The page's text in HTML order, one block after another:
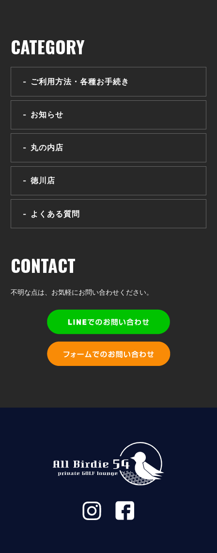
CATEGORY
ご利用方法・各種お手続き
お知らせ
丸の内店
徳川店
よくある質問
CONTACT
不明な点は、 お気軽にお問い合わせください。